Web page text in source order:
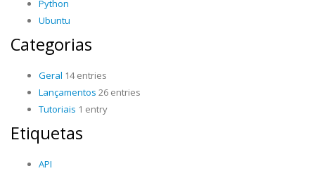
Python
Ubuntu
Categorias
Geral 14 entries
Lançamentos 26 entries
Tutoriais 1 entry
Etiquetas
API